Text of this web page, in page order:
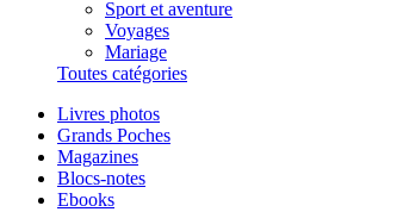
Sport et aventure
Voyages
Mariage
Toutes catégories
Livres photos
Grands Poches
Magazines
Blocs-notes
Ebooks